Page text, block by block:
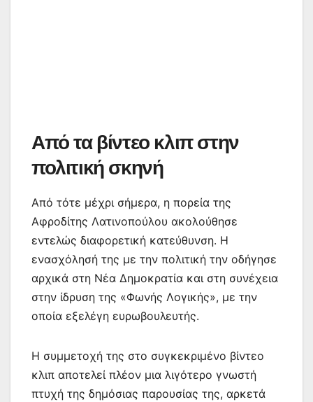
Από τα βίντεο κλιπ στην
πολιτική σκηνή
Από τότε μέχρι σήμερα, η πορεία της
Αφροδίτης Λατινοπούλου ακολούθησε
εντελώς διαφορετική κατεύθυνση. Η
ενασχόλησή της με την πολιτική την οδήγησε
αρχικά στη Νέα Δημοκρατία και στη συνέχεια
στην ίδρυση της «Φωνής Λογικής», με την
οποία εξελέγη ευρωβουλευτής.
Η συμμετοχή της στο συγκεκριμένο βίντεο
κλιπ αποτελεί πλέον μια λιγότερο γνωστή
πτυχή της δημόσιας παρουσίας της, αρκετά